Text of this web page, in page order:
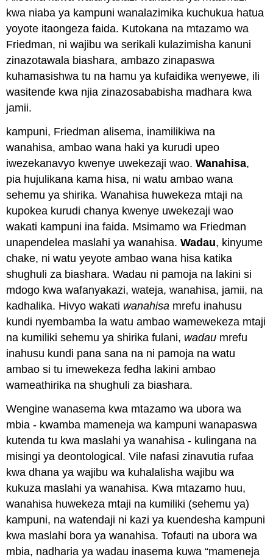
kwa niaba ya kampuni wanalazimika kuchukua hatua
yoyote itaongeza faida. Kutokana na mtazamo wa
Friedman, ni wajibu wa serikali kulazimisha kanuni
zinazotawala biashara, ambazo zinapaswa
kuhamasishwa tu na hamu ya kufaidika wenyewe, ili
wasitende kwa njia zinazosababisha madhara kwa
jamii.
kampuni, Friedman alisema, inamilikiwa na
wanahisa, ambao wana haki ya kurudi upeo
iwezekanavyo kwenye uwekezaji wao.Wanahisa,
pia hujulikana kama hisa, ni watu ambao wana
sehemu ya shirika. Wanahisa huwekeza mtaji na
kupokea kurudi chanya kwenye uwekezaji wao
wakati kampuni ina faida. Msimamo wa Friedman
unapendelea maslahi ya wanahisa.Wadau, kinyume
chake, ni watu yeyote ambao wana hisa katika
shughuli za biashara. Wadau ni pamoja na lakini si
mdogo kwa wafanyakazi, wateja, wanahisa, jamii, na
kadhalika. Hivyo wakati wanahisa mrefu inahusu
kundi nyembamba la watu ambao wamewekeza mtaji
na kumiliki sehemu ya shirika fulani, wadau mrefu
inahusu kundi pana sana na ni pamoja na watu
ambao si tu imewekeza fedha lakini ambao
wameathirika na shughuli za biashara.
Wengine wanasema kwa mtazamo wa ubora wa
mbia - kwamba mameneja wa kampuni wanapaswa
kutenda tu kwa maslahi ya wanahisa - kulingana na
misingi ya deontological. Vile nafasi zinavutia rufaa
kwa dhana ya wajibu wa kuhalalisha wajibu wa
kukuza maslahi ya wanahisa. Kwa mtazamo huu,
wanahisa huwekeza mtaji na kumiliki (sehemu ya)
kampuni, na watendaji ni kazi ya kuendesha kampuni
kwa maslahi bora ya wanahisa. Tofauti na ubora wa
mbia, nadharia ya wadau inasema kuwa “mameneja